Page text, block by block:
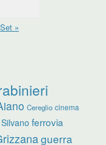
Set »
Cereglio cinema
ferrovia
guerra